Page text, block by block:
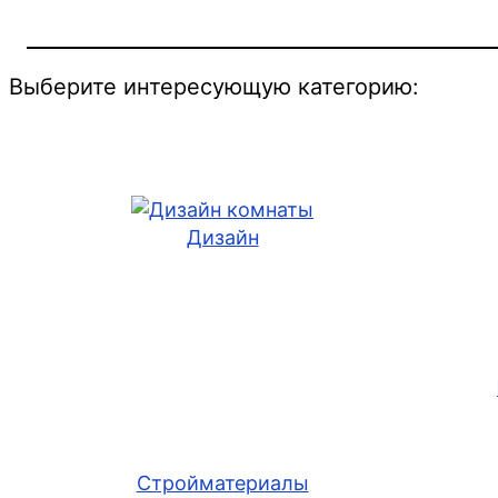
Выберите интересующую категорию:
Дизайн
Стройматериалы